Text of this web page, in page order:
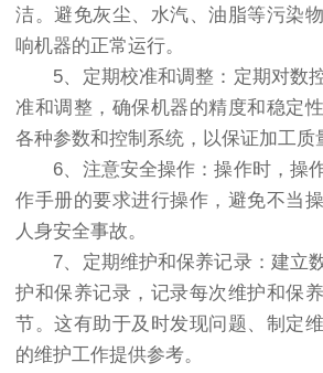
洁。避免灰尘、水汽、油脂等污染
响机器的正常运行。
5、定期校准和调整：定期对数
准和调整，确保机器的精度和稳定
各种参数和控制系统，以保证加工质
6、注意安全操作：操作时，操
作手册的要求进行操作，避免不当
人身安全事故。
7、定期维护和保养记录：建立
护和保养记录，记录每次维护和保
节。这有助于及时发现问题、制定
的维护工作提供参考。